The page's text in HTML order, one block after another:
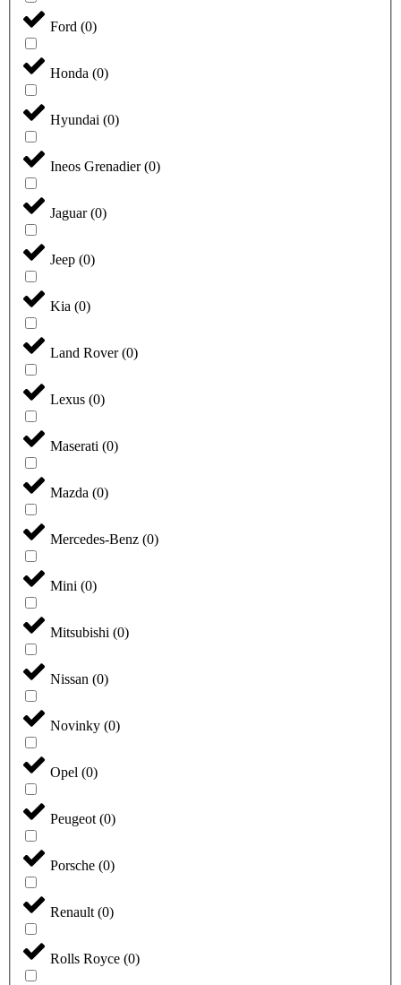
Ford (0)
Honda (0)
Hyundai (0)
Ineos Grenadier(0)
Jaguar(0)
Jeep (0)
Kia (0)
Land Rover(0)
Lexus (0)
Maserati (0)
Mazda (0)
Mercedes-Benz (0)
Mini (0)
Mitsubishi (0)
Nissan (0)
Novinky (0)
Opel (0)
Peugeot (0)
Porsche (0)
Renault (0)
Rolls Royce (0)